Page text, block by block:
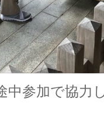
中参加で協力